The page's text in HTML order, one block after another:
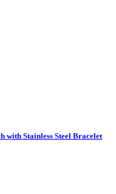
with Stainless Steel Bracelet